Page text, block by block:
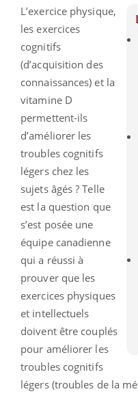
L’exercice physique,
les exercices
cognitifs
(d’acquisition des
connaissances) et la
vitamine D
permettent-ils
d’améliorer les
troubles cognitifs
légers chez les
sujets âgés ? Telle
est la question que
s’est posée une
équipe canadienne
qui a réussi à
prouver que les
exercices physiques
et intellectuels
doivent être couplés
pour améliorer les
troubles cognitifs
légers (troubles de la